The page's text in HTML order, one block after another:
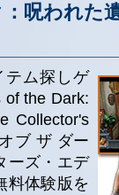
呪われた
テム探しゲ
the Dark:
Collector's
ブ ザ ダー
ーズ・エデ
料体験版を